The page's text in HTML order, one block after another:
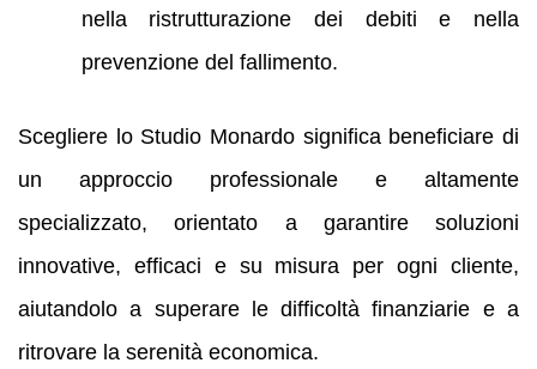
nella ristrutturazione dei debiti e nella
prevenzione del fallimento.
Scegliere lo Studio Monardo significa beneficiare di
un approccio professionale e altamente
specializzato, orientato a garantire soluzioni
innovative, efficaci e su misura per ogni cliente,
aiutandolo a superare le difficoltà finanziarie e a
ritrovare la serenità economica.